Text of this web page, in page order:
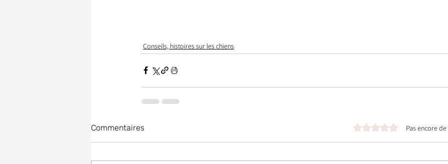
Conseils, histoires sur les chiens
Commentaires Noté 0 étoile sur 5.Pas encore